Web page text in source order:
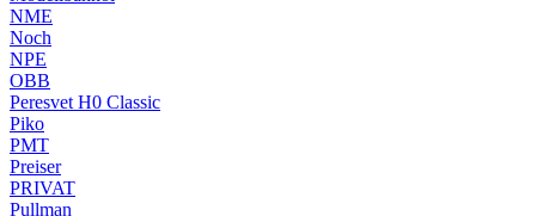
NME
Noch
NPE
OBB
Peresvet H0 Classic
Piko
PMT
Preiser
PRIVAT
Pullman